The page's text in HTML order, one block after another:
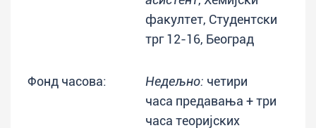
факултет, Студентски
трг 12-16, Београд
Фонд часова: Недељно: четири
часа предавања + три
часа теоријских